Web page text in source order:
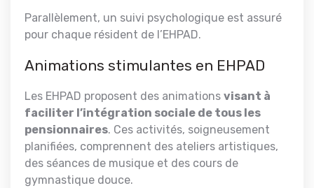
Parallèlement, un suivi psychologique est assuré
pour chaque résident de l’EHPAD.
Animations stimulantes en EHPAD
Les EHPAD proposent des animations visant à
faciliter l’intégration sociale de tous les
pensionnaires. Ces activités, soigneusement
planifiées, comprennent des ateliers artistiques,
des séances de musique et des cours de
gymnastique douce.